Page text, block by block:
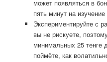
может появляться в
пять минут на
Экспериментируйте с
вы не рискуете,
минимальных 25 тенге
поймёте, как